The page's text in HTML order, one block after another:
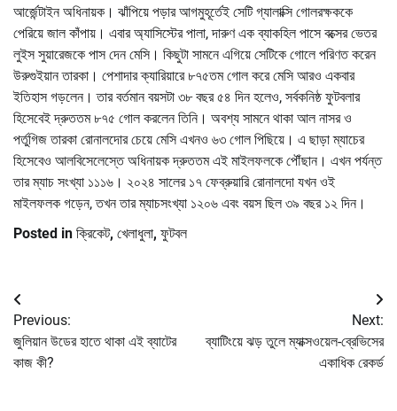
আর্জেন্টাইন অধিনায়ক। ঝাঁপিয়ে পড়ার আগমুহূর্তেই সেটি গ্যালাক্সি গোলরক্ষককে
পেরিয়ে জাল কাঁপায়। এবার অ্যাসিস্টের পালা, দারুণ এক ব্যাকহিল পাসে বক্সের ভেতর
লুইস সুয়ারেজকে পাস দেন মেসি। কিছুটা সামনে এগিয়ে সেটিকে গোলে পরিণত করেন
উরুগুইয়ান তারকা। পেশাদার ক্যারিয়ারে ৮৭৫তম গোল করে মেসি আরও একবার
ইতিহাস গড়লেন। তার বর্তমান বয়সটা ৩৮ বছর ৫৪ দিন হলেও, সর্বকনিষ্ঠ ফুটবলার
হিসেবেই দ্রুততম ৮৭৫ গোল করলেন তিনি। অবশ্য সামনে থাকা আল নাসর ও
পর্তুগিজ তারকা রোনালদোর চেয়ে মেসি এখনও ৬৩ গোল পিছিয়ে। এ ছাড়া ম্যাচের
হিসেবেও আলবিসেলেস্তে অধিনায়ক দ্রুততম এই মাইলফলকে পৌঁছান। এখন পর্যন্ত
তার ম্যাচ সংখ্যা ১১১৬। ২০২৪ সালের ১৭ ফেব্রুয়ারি রোনালদো যখন ওই
মাইলফলক গড়েন, তখন তার ম্যাচসংখ্যা ১২০৬ এবং বয়স ছিল ৩৯ বছর ১২ দিন।
Posted in ক্রিকেট, খেলাধুলা, ফুটবল
Post
navigation
Previous:
জুলিয়ান উডের হাতে থাকা এই ব্যাটের
কাজ কী?
Next:
ব্যাটিংয়ে ঝড় তুলে ম্যাক্সওয়েল-ব্রেভিসের
একাধিক রেকর্ড